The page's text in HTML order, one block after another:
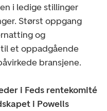
i ledige stillinger
Størst oppgang
og
et oppadgående
bransjene.
i Feds rentekomité
i Powells